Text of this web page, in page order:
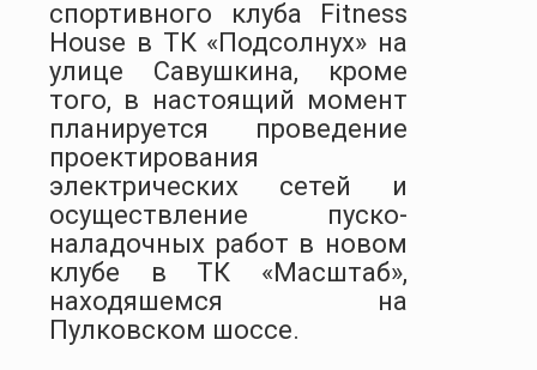
спортивного клуба Fitness
House в ТК «Подсолнух» на
улице Савушкина, кроме
того, в настоящий момент
планируется проведение
проектирования
электрических сетей и
осуществление пуско-
наладочных работ в новом
клубе в ТК «Масштаб»,
находяшемся на
Пулковском шоссе.